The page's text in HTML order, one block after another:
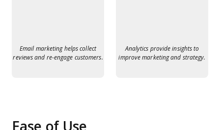
Email marketing helps collect
reviews and re-engage customers.
Analytics provide insights to
improve marketing and strategy.
Ease of Use